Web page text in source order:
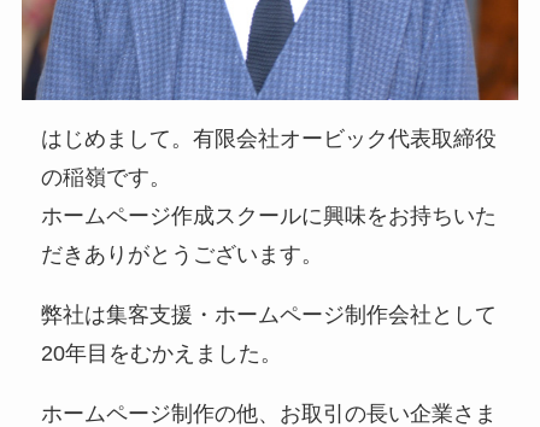
はじめまして。有限会社オービック代表取締役
の稲嶺です。
ホームページ作成スクールに興味をお持ちいた
だきありがとうございます。
弊社は集客支援・ホームページ制作会社として
20年目をむかえました。
ホームページ制作の他、お取引の長い企業さま